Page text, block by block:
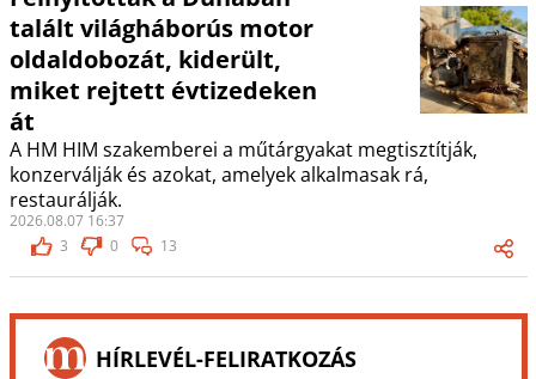
talált világháborús motor
oldaldobozát, kiderült,
miket rejtett évtizedeken
át
A HM HIM szakemberei a műtárgyakat megtisztítják,
konzerválják és azokat, amelyek alkalmasak rá,
restaurálják.
2026.08.07 16:37
3
0 13
HÍRLEVÉL-FELIRATKOZÁS